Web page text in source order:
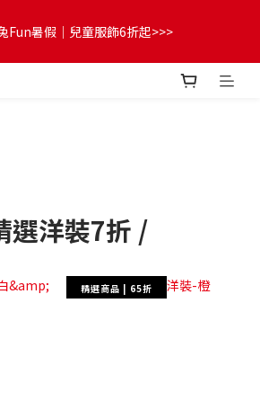
💌】
Fun暑假｜兒童服飾6折起>>>
選洋裝7折 /
精選商品 | 65折